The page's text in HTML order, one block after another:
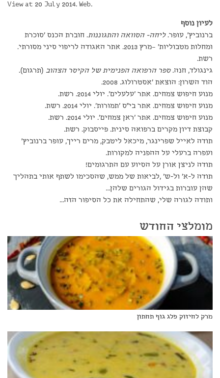
View at 20 July 2014. Web.
לעיון נוסף
ברנוביץ', עופר.ליחה- הסוואה והתגוננות. חוברת הכנס 'סוכרת
ומחלות מטבוליות' –מרץ 2013. אתר האגודה לריפוי סיני מסורתי.
רשת.
גינגולד, חנה.ספר הרפואה הפנימית של הקיסר הצהוב (תרגום).
הוד השרון: הוצאת 'אסטרולוג. 2008.
מנוע חיפוש צמחים. אתר 'עלעלים'. יולי 2014. רשת.
מנוע חיפוש צמחים. אתר בי"ס 'תמורות'. יולי 2014. רשת.
מנוע חיפוש צמחים. אתר 'ראן צמחים'. יולי 2014. רשת.
קבוצת דיון מקרים ברפואה סינית. פייסבוק. רשת.
תודה לאייל שפרינגר, מיכאל ליטבק, מרים רייך, עופר ברנוביץ'
ועפרה ברעלי על ההפניה למקורות.
תודה לניצן אורן על הסיוע עם התרגומים!
תודה ל-א' ול-ש' ,לביאות של ממש, שהסכימו לשתף אותי בתהליך
שהן עוברות בגידול הגורים שלהן…
ותודה לגורה שלי, שהתחילה את כל הסיפור הזה…
מומלצי החודש
מרק לחיזוק פלג גוף תחתון